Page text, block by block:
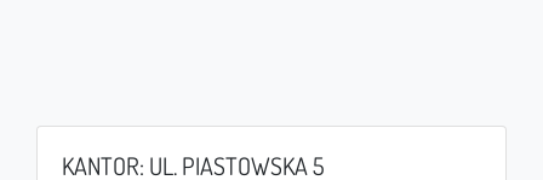
KANTOR: UL. PIASTOWSKA 5